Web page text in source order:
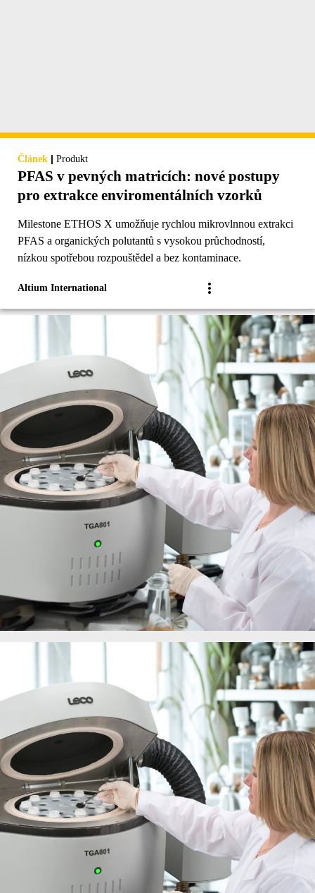
Článek | Produkt
PFAS v pevných matricích: nové postupy
pro extrakce enviromentálních vzorků
Milestone ETHOS X umožňuje rychlou mikrovlnnou extrakci
PFAS a organických polutantů s vysokou průchodností,
nízkou spotřebou rozpouštědel a bez kontaminace.
Altium International